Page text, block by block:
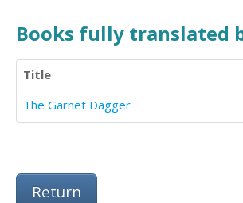
Books fully translated
Title
The Garnet Dagger
Return